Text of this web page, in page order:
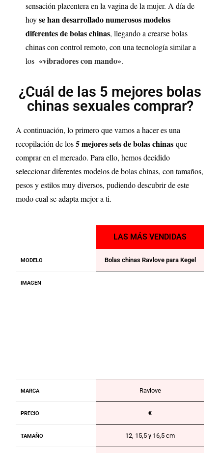
sensación placentera en la vagina de la mujer. A día de
hoyse han desarrollado numerosos modelos
diferentes de bolas chinas, llegando a crearse bolas
chinas con control remoto, con una tecnología similar a
los«vibradores con mando».
¿Cuál de las 5 mejores bolas
chinas sexuales comprar?
A continuación, lo primero que vamos a hacer es una
recopilación de los5 mejores sets de bolas chinasque
comprar en el mercado. Para ello, hemos decidido
seleccionar diferentes modelos de bolas chinas, con tamaños,
pesos y estilos muy diversos, pudiendo descubrir de este
modo cual se adapta mejor a ti.
LAS MÁS VENDIDAS
MODELO Bolas chinas Ravlove para Kegel
IMAGEN
MARCA Ravlove
PRECIO €
TAMAÑO 12, 15,5 y 16,5 cm